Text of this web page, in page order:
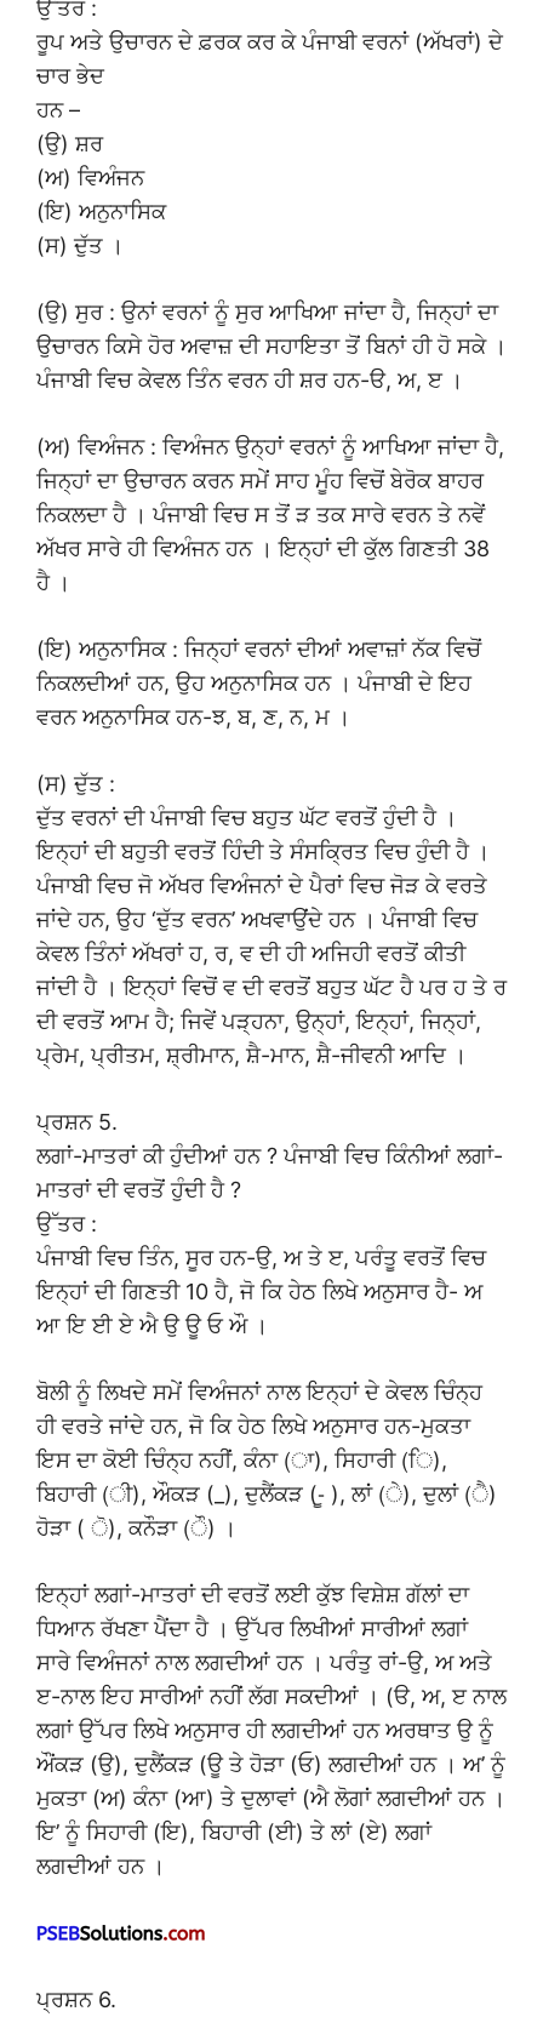
ਉੱਤਰ :
ਰੂਪ ਅਤੇ ਉਚਾਰਨ ਦੇ ਫ਼ਰਕ ਕਰ ਕੇ ਪੰਜਾਬੀ ਵਰਨਾਂ (ਅੱਖਰਾਂ) ਦੇ
ਚਾਰ ਭੇਦ
ਹਨ –
(ਉ) ਸ਼ਰ
(ਅ) ਵਿਅੰਜਨ
(ਇ) ਅਨੁਨਾਸਿਕ
(ਸ) ਦੁੱਤ ।
(ਉ) ਸੁਰ : ਉਨਾਂ ਵਰਨਾਂ ਨੂੰ ਸੁਰ ਆਖਿਆ ਜਾਂਦਾ ਹੈ, ਜਿਨ੍ਹਾਂ ਦਾ
ਉਚਾਰਨ ਕਿਸੇ ਹੋਰ ਅਵਾਜ਼ ਦੀ ਸਹਾਇਤਾ ਤੋਂ ਬਿਨਾਂ ਹੀ ਹੋ ਸਕੇ ।
ਪੰਜਾਬੀ ਵਿਚ ਕੇਵਲ ਤਿੰਨ ਵਰਨ ਹੀ ਸ਼ਰ ਹਨ-ੳ, ਅ, ੲ ।
(ਅ) ਵਿਅੰਜਨ : ਵਿਅੰਜਨ ਉਨ੍ਹਾਂ ਵਰਨਾਂ ਨੂੰ ਆਖਿਆ ਜਾਂਦਾ ਹੈ,
ਜਿਨ੍ਹਾਂ ਦਾ ਉਚਾਰਨ ਕਰਨ ਸਮੇਂ ਸਾਹ ਮੂੰਹ ਵਿਚੋਂ ਬੇਰੋਕ ਬਾਹਰ
ਨਿਕਲਦਾ ਹੈ । ਪੰਜਾਬੀ ਵਿਚ ਸ ਤੋਂ ੜ ਤਕ ਸਾਰੇ ਵਰਨ ਤੇ ਨਵੇਂ
ਅੱਖਰ ਸਾਰੇ ਹੀ ਵਿਅੰਜਨ ਹਨ । ਇਨ੍ਹਾਂ ਦੀ ਕੁੱਲ ਗਿਣਤੀ 38
ਹੈ ।
(ਇ) ਅਨੁਨਾਸਿਕ : ਜਿਨ੍ਹਾਂ ਵਰਨਾਂ ਦੀਆਂ ਅਵਾਜ਼ਾਂ ਨੱਕ ਵਿਚੋਂ
ਨਿਕਲਦੀਆਂ ਹਨ, ਉਹ ਅਨੁਨਾਸਿਕ ਹਨ । ਪੰਜਾਬੀ ਦੇ ਇਹ
ਵਰਨ ਅਨੁਨਾਸਿਕ ਹਨ-ਝ, ਬ, ਣ, ਨ, ਮ ।
(ਸ) ਦੁੱਤ :
ਦੁੱਤ ਵਰਨਾਂ ਦੀ ਪੰਜਾਬੀ ਵਿਚ ਬਹੁਤ ਘੱਟ ਵਰਤੋਂ ਹੁੰਦੀ ਹੈ ।
ਇਨ੍ਹਾਂ ਦੀ ਬਹੁਤੀ ਵਰਤੋਂ ਹਿੰਦੀ ਤੇ ਸੰਸਕ੍ਰਿਤ ਵਿਚ ਹੁੰਦੀ ਹੈ ।
ਪੰਜਾਬੀ ਵਿਚ ਜੋ ਅੱਖਰ ਵਿਅੰਜਨਾਂ ਦੇ ਪੈਰਾਂ ਵਿਚ ਜੋੜ ਕੇ ਵਰਤੇ
ਜਾਂਦੇ ਹਨ, ਉਹ ‘ਦੁੱਤ ਵਰਨ’ ਅਖਵਾਉਂਦੇ ਹਨ । ਪੰਜਾਬੀ ਵਿਚ
ਕੇਵਲ ਤਿੰਨਾਂ ਅੱਖਰਾਂ ਹ, ਰ, ਵ ਦੀ ਹੀ ਅਜਿਹੀ ਵਰਤੋਂ ਕੀਤੀ
ਜਾਂਦੀ ਹੈ । ਇਨ੍ਹਾਂ ਵਿਚੋਂ ਵ ਦੀ ਵਰਤੋਂ ਬਹੁਤ ਘੱਟ ਹੈ ਪਰ ਹ ਤੇ ਰ
ਦੀ ਵਰਤੋਂ ਆਮ ਹੈ; ਜਿਵੇਂ ਪੜ੍ਹਨਾ, ਉਨ੍ਹਾਂ, ਇਨ੍ਹਾਂ, ਜਿਨ੍ਹਾਂ,
ਪ੍ਰੇਮ, ਪ੍ਰੀਤਮ, ਸ਼੍ਰੀਮਾਨ, ਸ਼ੈ-ਮਾਨ, ਸ਼ੈ-ਜੀਵਨੀ ਆਦਿ ।
ਪ੍ਰਸ਼ਨ 5.
ਲਗਾਂ-ਮਾਤਰਾਂ ਕੀ ਹੁੰਦੀਆਂ ਹਨ ? ਪੰਜਾਬੀ ਵਿਚ ਕਿੰਨੀਆਂ ਲਗਾਂ-
ਮਾਤਰਾਂ ਦੀ ਵਰਤੋਂ ਹੁੰਦੀ ਹੈ ?
ਉੱਤਰ :
ਪੰਜਾਬੀ ਵਿਚ ਤਿੰਨ, ਸੂਰ ਹਨ-ਉ, ਅ ਤੇ ੲ, ਪਰੰਤੂ ਵਰਤੋਂ ਵਿਚ
ਇਨ੍ਹਾਂ ਦੀ ਗਿਣਤੀ 10 ਹੈ, ਜੋ ਕਿ ਹੇਠ ਲਿਖੇ ਅਨੁਸਾਰ ਹੈ- ਅ
ਆ ਇ ਈ ਏ ਐ ਉ ਊ ਓ ਔ ।
ਬੋਲੀ ਨੂੰ ਲਿਖਦੇ ਸਮੇਂ ਵਿਅੰਜਨਾਂ ਨਾਲ ਇਨ੍ਹਾਂ ਦੇ ਕੇਵਲ ਚਿੰਨ੍ਹ
ਹੀ ਵਰਤੇ ਜਾਂਦੇ ਹਨ, ਜੋ ਕਿ ਹੇਠ ਲਿਖੇ ਅਨੁਸਾਰ ਹਨ-ਮੁਕਤਾ
ਇਸ ਦਾ ਕੋਈ ਚਿੰਨ੍ਹ ਨਹੀਂ, ਕੰਨਾ (ਾ), ਸਿਹਾਰੀ (ਿ),
ਬਿਹਾਰੀ (ੀ), ਔਕੜ (_), ਦੁਲੈਂਕੜ (-ੂ ), ਲਾਂ (ੇ), ਦੁਲਾਂ (ੈ)
ਹੋੜਾ ( ੋ), ਕਨੌੜਾ (ੌ) ।
ਇਨ੍ਹਾਂ ਲਗਾਂ-ਮਾਤਰਾਂ ਦੀ ਵਰਤੋਂ ਲਈ ਕੁੱਝ ਵਿਸ਼ੇਸ਼ ਗੱਲਾਂ ਦਾ
ਧਿਆਨ ਰੱਖਣਾ ਪੈਂਦਾ ਹੈ । ਉੱਪਰ ਲਿਖੀਆਂ ਸਾਰੀਆਂ ਲਗਾਂ
ਸਾਰੇ ਵਿਅੰਜਨਾਂ ਨਾਲ ਲਗਦੀਆਂ ਹਨ । ਪਰੰਤੁ ਰਾਂ-ਉ, ਅ ਅਤੇ
ੲ-ਨਾਲ ਇਹ ਸਾਰੀਆਂ ਨਹੀਂ ਲੱਗ ਸਕਦੀਆਂ । (ੳ, ਅ, ੲ ਨਾਲ
ਲਗਾਂ ਉੱਪਰ ਲਿਖੇ ਅਨੁਸਾਰ ਹੀ ਲਗਦੀਆਂ ਹਨ ਅਰਥਾਤ ਉ ਨੂੰ
ਔਂਕੜ (ਉ), ਦੁਲੈਂਕੜ (ਊ ਤੇ ਹੋੜਾ (ਓ) ਲਗਦੀਆਂ ਹਨ । ਅ’ ਨੂੰ
ਮੁਕਤਾ (ਅ) ਕੰਨਾ (ਆ) ਤੇ ਦੁਲਾਵਾਂ (ਐ ਲੋਗਾਂ ਲਗਦੀਆਂ ਹਨ ।
ਇ’ ਨੂੰ ਸਿਹਾਰੀ (ਇ), ਬਿਹਾਰੀ (ਈ) ਤੇ ਲਾਂ (ਏ) ਲਗਾਂ
ਲਗਦੀਆਂ ਹਨ ।
ਪ੍ਰਸ਼ਨ 6.